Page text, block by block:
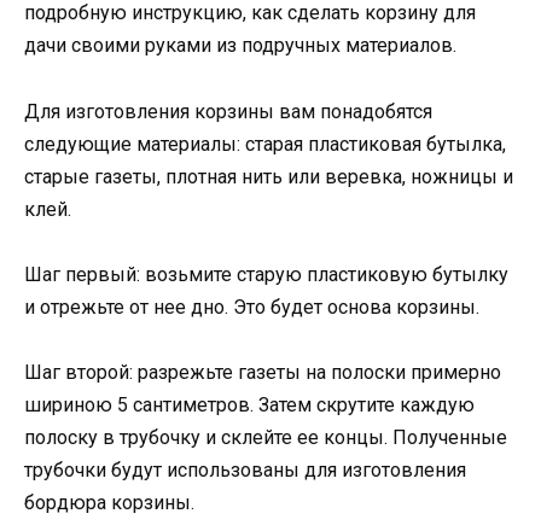
подробную инструкцию, как сделать корзину для
дачи своими руками из подручных материалов.
Для изготовления корзины вам понадобятся
следующие материалы: старая пластиковая бутылка,
старые газеты, плотная нить или веревка, ножницы и
клей.
Шаг первый: возьмите старую пластиковую бутылку
и отрежьте от нее дно. Это будет основа корзины.
Шаг второй: разрежьте газеты на полоски примерно
шириною 5 сантиметров. Затем скрутите каждую
полоску в трубочку и склейте ее концы. Полученные
трубочки будут использованы для изготовления
бордюра корзины.